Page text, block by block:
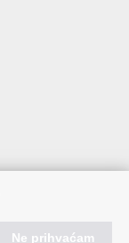
Ne prihvaćam